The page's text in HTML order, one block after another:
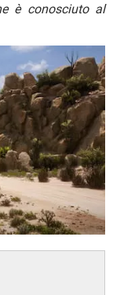
è conosciuto al